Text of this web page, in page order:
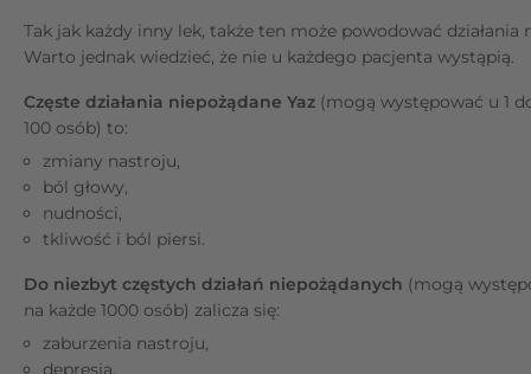
Tak jak każdy inny lek, także ten może powodować działania
Warto jednak wiedzieć, że nie u każdego pacjenta wystąpią.
Częste działania niepożądane Yaz (mogą występować u 1
100 osób) to:
zmiany nastroju,
ból głowy,
nudności,
tkliwość i ból piersi.
Do niezbyt częstych działań niepożądanych (mogą
na każde 1000 osób) zalicza się:
zaburzenia nastroju,
depresja,